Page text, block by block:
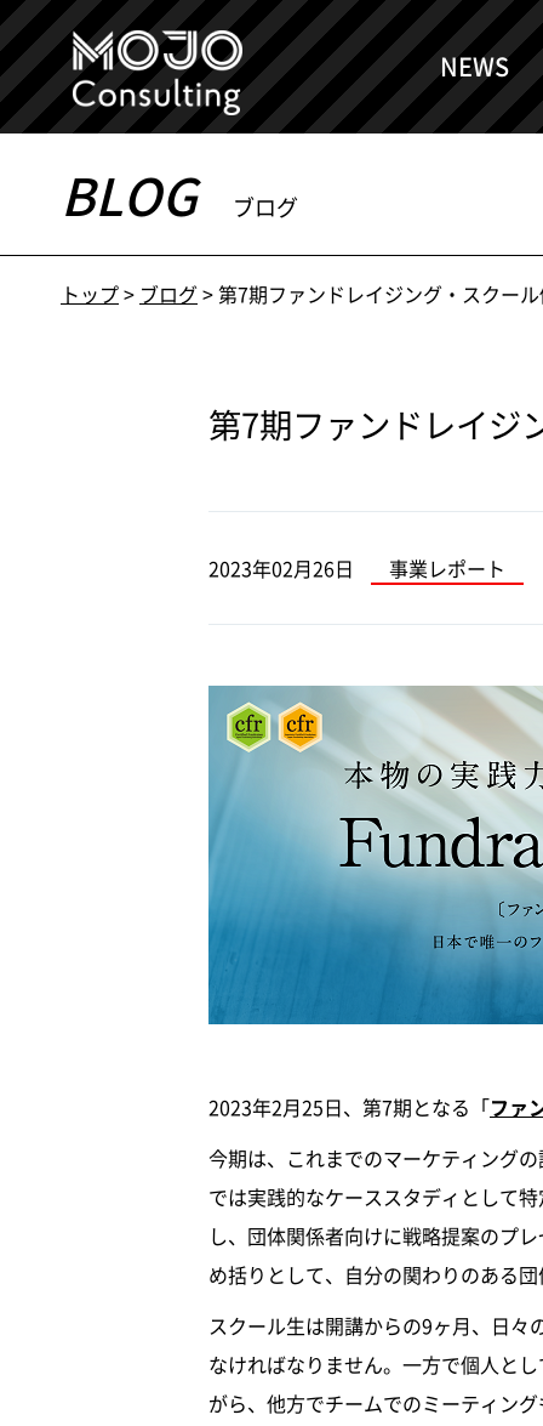
NEWS
BLOG ブログ
トップ> ブログ>第7期ファンドレイジング・スクー
第7期ファンドレイジ
2023年02月26日 事業レポート
2023年2月25日、第7期となる「ファ
今期は、これまでのマーケティング
では実践的なケーススタディとして
し、団体関係者向けに戦略提案のプ
め括りとして、自分の関わりのある
スクール生は開講からの9ヶ月、日々
なければなりません。一方で個人と
がら、他方でチームでのミーティン